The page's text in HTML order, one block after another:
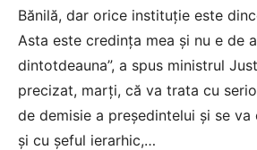
Bănilă, dar orice instituție este
Asta este credința mea și nu e de
dintotdeauna”, a spus ministrul
precizat, marți, că va trata cu
de demisie a președintelui și se
și cu șeful ierarhic,…